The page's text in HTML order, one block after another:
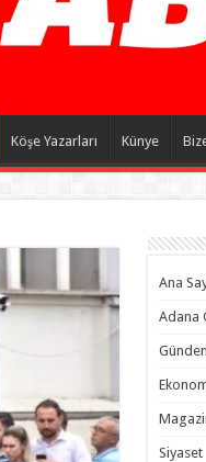
Köşe Yazarları Künye
Ana
Adana
Siyaset